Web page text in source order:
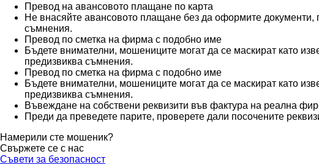
Превод на авансовото плащане по карта
Не внасяйте авансовото плащане без да оформите
съмнения.
Превод по сметка на фирма с подобно име
Бъдете внимателни, мошениците могат да се маскират като
предизвиква съмнения.
Превод по сметка на фирма с подобно име
Бъдете внимателни, мошениците могат да се маскират като
предизвиква съмнения.
Въвеждане на собствени реквизити във фактура на реална
Преди да преведете парите, проверете дали посочените
Намерили сте мошеник?
Свържете се с нас
Съвети за безопасност